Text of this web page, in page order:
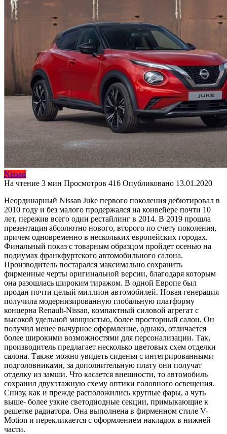
Nissan
На чтение 3 мин Просмотров 416 Опубликовано 13.01.2020
Неординарный Nissan Juke первого поколения дебютировал в
2010 году и без малого продержался на конвейере почти 10
лет, пережив всего один рестайлинг в 2014. В 2019 прошла
презентация абсолютно нового, второго по счету поколения,
причем одновременно в нескольких европейских городах.
Финальный показ с товарным образцом пройдет осенью на
подиумах франкфуртского автомобильного салона.
Производитель постарался максимально сохранить
фирменные черты оригинальной версии, благодаря которым
она разошлась широким тиражом. В одной Европе был
продан почти целый миллион автомобилей. Новая генерация
получила модернизированную глобальную платформу
концерна Renault-Nissan, компактный силовой агрегат с
высокой удельной мощностью, более просторный салон. Он
получил менее вычурное оформление, однако, отличается
более широкими возможностями для персонализации. Так,
производитель предлагает несколько цветовых схем отделки
салона. Также можно увидеть сиденья с интегрированными
подголовниками, за дополнительную плату они получат
отделку из замши. Что касается внешности, то автомобиль
сохранил двухэтажную схему оптики головного освещения.
Снизу, как и прежде расположились круглые фары, а чуть
выше- более узкие светодиодные секции, примыкающие к
решетке радиатора. Она выполнена в фирменном стиле V-
Motion и перекликается с оформлением накладок в нижней
части.